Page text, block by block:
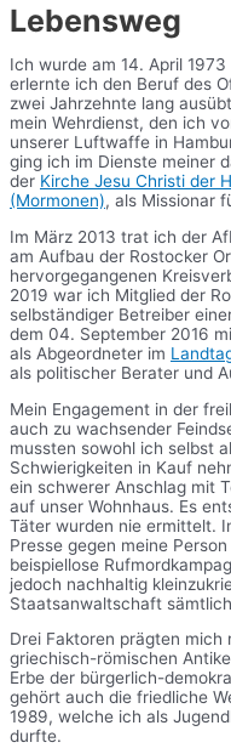
Lebensweg
Ich wurde am 14. April 1973
erlernte ich den Beruf des
zwei Jahrzehnte lang
mein Wehrdienst, den ich
unserer Luftwaffe in
ging ich im Dienste meiner
der Kirche Jesu Christi der
(Mormonen), als Missionar
Im März 2013 trat ich der
am Aufbau der Rostocker
hervorgegangenen
2019 war ich Mitglied der
selbständiger Betreiber
dem 04. September 2016
als Abgeordneter im
als politischer Berater und
Mein Engagement in der
auch zu wachsender
mussten sowohl ich selbst
Schwierigkeiten in Kauf
ein schwerer Anschlag mit
auf unser Wohnhaus. Es
Täter wurden nie ermittelt.
Presse gegen meine
beispiellose
jedoch nachhaltig
Staatsanwaltschaft
Drei Faktoren prägten mich
griechisch-römischen
Erbe der bürgerlich-
gehört auch die friedliche
1989, welche ich als
durfte.